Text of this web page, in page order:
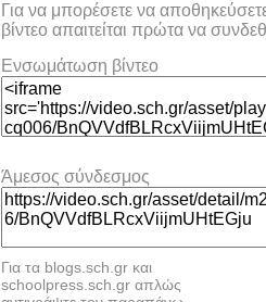
Για να μπορέσετε να
βίντεο απαιτείται πρώτα να
Ενσωμάτωση βίντεο
Άμεσος σύνδεσμος
Για τα blogs.sch.gr και
schoolpress.sch.gr απλώς